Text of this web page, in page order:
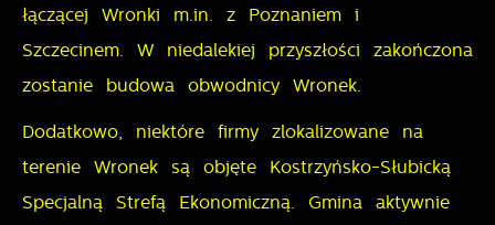
łączącej Wronki m.in. z Poznaniem i
Szczecinem. W niedalekiej przyszłości zakończona
zostanie budowa obwodnicy Wronek.
Dodatkowo, niektóre firmy zlokalizowane na
terenie Wronek są objęte Kostrzyńsko-Słubicką
Specjalną Strefą Ekonomiczną. Gmina aktywnie
gwarantuje dostępność większej ilości funkcji na
stronie.
i dostosowywać do Twoich potrzeb.
Cookies analityczne pozwalają na uzyskanie informacji
w zakresie wykorzystywania witryny internetowej,
miejsca oraz częstotliwości, z jaką odwiedzane są
popularności wśród użytkowników. Zgromadzone
Dzięki reklamowym plikom cookies prezentujemy Ci